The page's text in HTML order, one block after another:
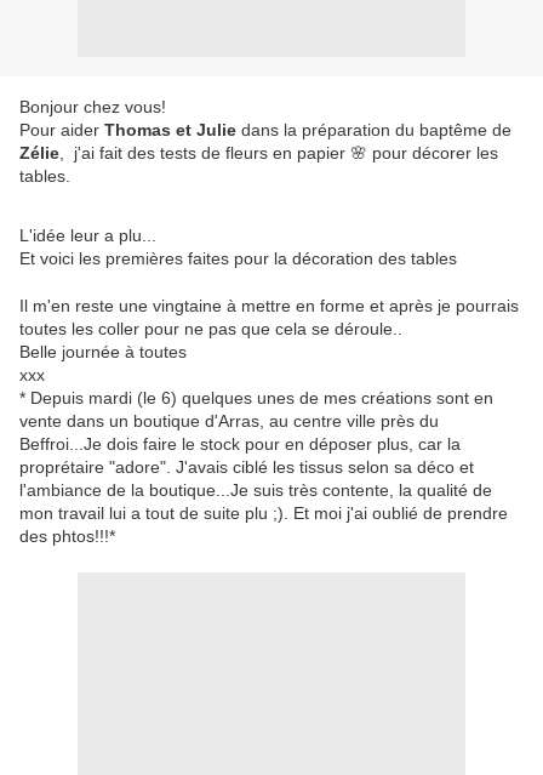
Bonjour chez vous!
Pour aider Thomas et Julie dans la préparation du baptême de
Zélie , j'ai fait des tests de fleurs en papier 🌸 pour décorer les
tables.
L'idée leur a plu...
Et voici les premières faites pour la décoration des tables
Il m'en reste une vingtaine à mettre en forme et après je pourrais
toutes les coller pour ne pas que cela se déroule..
Belle journée à toutes
xxx
* Depuis mardi (le 6) quelques unes de mes créations sont en
vente dans un boutique d'Arras, au centre ville près du
Beffroi...Je dois faire le stock pour en déposer plus, car la
proprétaire "adore". J'avais ciblé les tissus selon sa déco et
l'ambiance de la boutique...Je suis très contente, la qualité de
mon travail lui a tout de suite plu ;). Et moi j'ai oublié de prendre
des phtos!!!*